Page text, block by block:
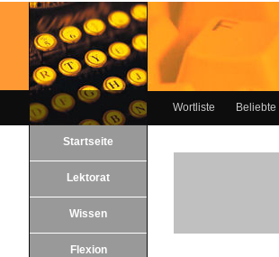
Wortliste
Startseite
Lektorat
Wissen
Flexion